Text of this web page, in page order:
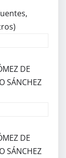
DE
SÁNCHEZ
DE
SÁNCHEZ